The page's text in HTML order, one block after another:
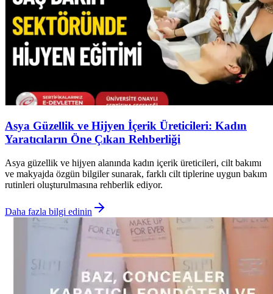
Asya Güzellik ve Hijyen İçerik Üreticileri: Kadın
Yaratıcıların Öne Çıkan Rehberliği
Asya güzellik ve hijyen alanında kadın içerik üreticileri, cilt bakımı
ve makyajda özgün bilgiler sunarak, farklı cilt tiplerine uygun bakım
rutinleri oluşturulmasına rehberlik ediyor.
Daha fazla bilgi edinin